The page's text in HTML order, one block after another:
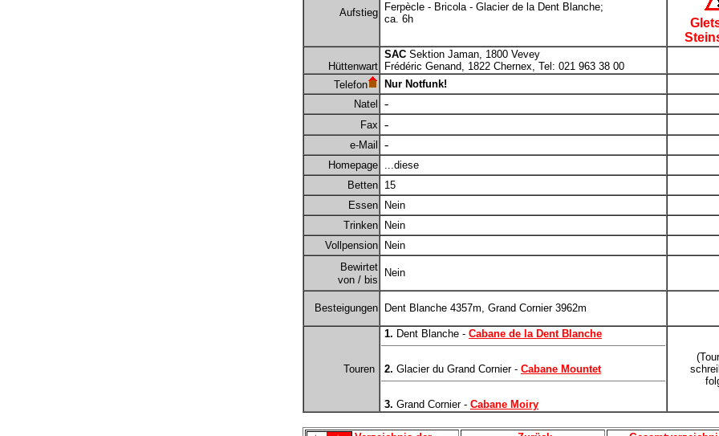
Aufstieg
Ferpècle - Bricola - Glacier de la Dent Blanche;
ca. 6h
Hüttenwart
SAC Sektion Jaman, 1800 Vevey
Frédéric Genand, 1822 Chernex, Tel: 021 963 38 00
Telefon
Nur Notfunk!
Natel
-
Fax -
e-Mail -
Homepage ...diese
Betten 15
Essen
Nein
Trinken
Nein
Vollpension
Nein
Bewirtet
von / bis
Nein
Besteigungen Dent Blanche 4357m, Grand Cornier 3962m
Touren
1. Dent Blanche - Cabane de la Dent Blanche
2. Glacier du Grand Cornier - Cabane Mountet
3. Grand Cornier - Cabane Moiry